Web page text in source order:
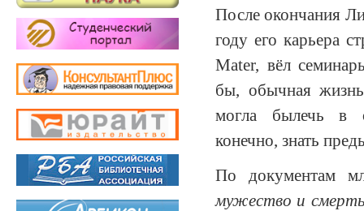
После окончания
году его карьера
Mater, вёл
бы, обычная жизнь
могла былечь в
конечно, знать
По документам
мужество и